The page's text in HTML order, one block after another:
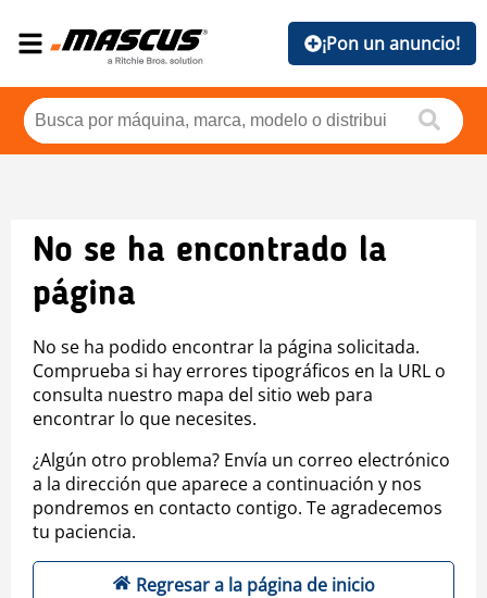
¡Pon un anuncio!
No se ha encontrado la
página
No se ha podido encontrar la página solicitada.
Comprueba si hay errores tipográficos en la URL o
consulta nuestro mapa del sitio web para
encontrar lo que necesites.
¿Algún otro problema? Envía un correo electrónico
a la dirección que aparece a continuación y nos
pondremos en contacto contigo. Te agradecemos
tu paciencia.
Regresar a la página de inicio